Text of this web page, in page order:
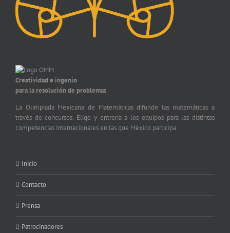
Creatividad e ingenio
para la resolución de problemas
La Olimpiada Mexicana de Matemáticas difunde las matemáticas a
través de concursos. Elige y entrena a los equipos para las distintas
competencias internacionales en las que México participa.
Inicio
Contacto
Prensa
Patrocinadores